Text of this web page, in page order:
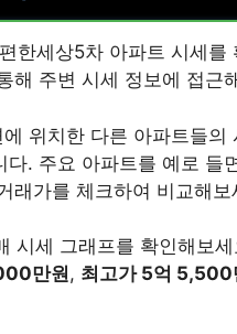
한세상5차 아파트 시세를
해 주변 시세 정보에 접근
위치한 다른 아파트들의
. 주요 아파트를 예로 들
래가를 체크하여 비교해보
시세 그래프를 확인해보
만원, 최고가 5억 5,500